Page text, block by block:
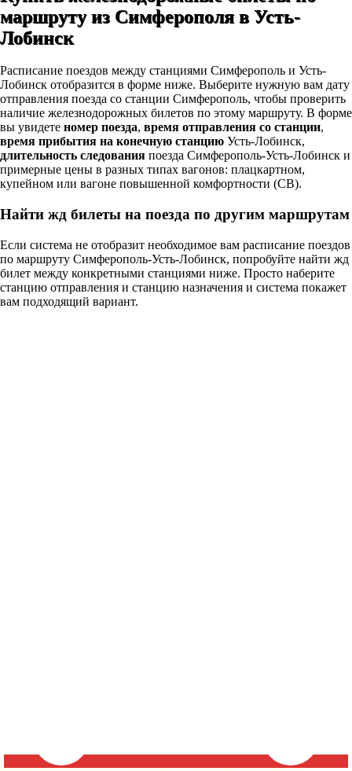
маршруту из Симферополя в Усть-
Лобинск
Расписание поездов между станциями Симферополь и Усть-
Лобинск отобразится в форме ниже. Выберите нужную вам дату
отправления поезда со станции Симферополь, чтобы проверить
наличие железнодорожных билетов по этому маршруту. В форме
вы увидете номер поезда, время отправления со станции,
время прибытия на конечную станцию Усть-Лобинск,
длительность следования поезда Симферополь-Усть-Лобинск и
примерные цены в разных типах вагонов: плацкартном,
купейном или вагоне повышенной комфортности (СВ).
Найти жд билеты на поезда по другим маршрутам
Если система не отобразит необходимое вам расписание поездов
по маршруту Симферополь-Усть-Лобинск, попробуйте найти жд
билет между конкретными станциями ниже. Просто наберите
станцию отправления и станцию назначения и система покажет
вам подходящий вариант.